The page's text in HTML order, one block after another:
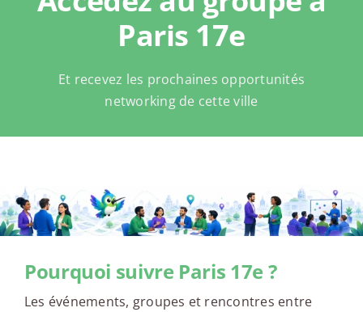
Paris 17e
Et recevez les prochaines opportunités
networking de cette ville
Pourquoi suivre Paris 17e ?
Les événements, groupes et rencontres entre